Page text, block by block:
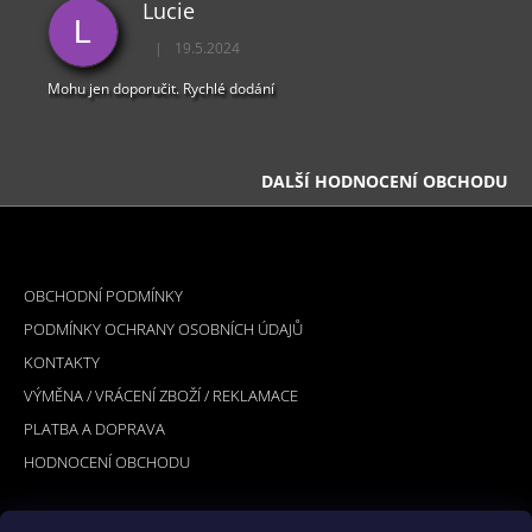
L
Lucie
Hodnocení obchodu je 5 z 5 hvězdiček.
| 19.5.2024
Mohu jen doporučit. Rychlé dodání
DALŠÍ HODNOCENÍ OBCHODU
OBCHODNÍ PODMÍNKY
PODMÍNKY OCHRANY OSOBNÍCH ÚDAJŮ
KONTAKTY
VÝMĚNA / VRÁCENÍ ZBOŽÍ / REKLAMACE
PLATBA A DOPRAVA
HODNOCENÍ OBCHODU